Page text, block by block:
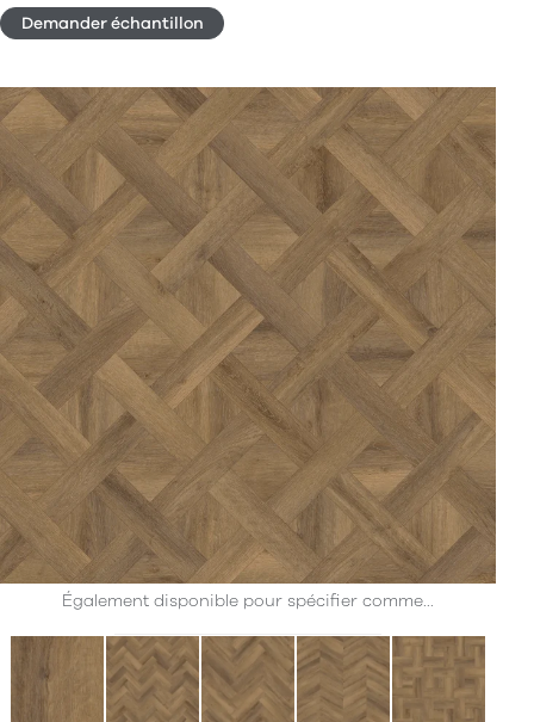
Demander échantillon
Également disponible pour spécifier comme...